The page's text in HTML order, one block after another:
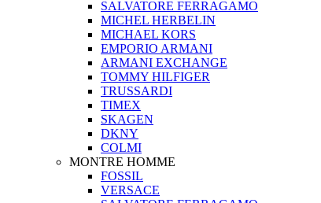
SALVATORE FERRAGAMO
MICHEL HERBELIN
MICHAEL KORS
EMPORIO ARMANI
ARMANI EXCHANGE
TOMMY HILFIGER
TRUSSARDI
TIMEX
SKAGEN
DKNY
COLMI
MONTRE HOMME
FOSSIL
VERSACE